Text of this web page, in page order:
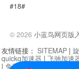
#18#
© 2026 小蓝鸟网页版
友情链接： SITEMAP |
quickq加速器 | 飞驰加速
| 免费vqn加速外网